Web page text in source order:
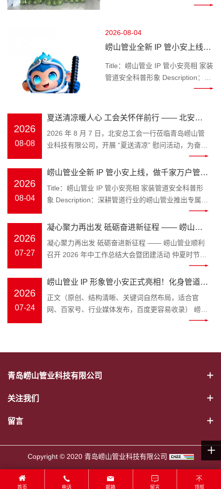
司，开展 “夏送清凉” 慰问活动，为
织的贴心关怀与清凉问候。 时值盛
夏高温时节，一线职工坚守岗位、
履职尽责。慰问现场，北安总工会
为公司送来西瓜、矿泉水、饮料、
绿豆、白糖等防暑降温物资，切实
为高温作业职工消暑解暑、缓解辛
将及时发放至每一位一线在岗职工
上。一份份防暑物资，承载着工会
对基层劳动者的真切关心与深情牵
挂，让职工在酷暑中感受到阵阵清
凉与浓浓温情。
2026-08-04
崂山管业全新 IP 管小安上线，
做千家万户管路安全守护官
Title：崂山管业 IP 管小安亮相 家装
管道安全科普形象 Description：深
耕管道行业的崂山管业推出专属 IP
科普，讲解管道选材、施工避坑知
Keywords：崂山管业，管小安，家
装管道，PPR 水管 装修水路属于隐
开裂，砸砖维修费时费钱，无数业
主、装修师傅、工程采购商都在发
愁如何避开管材隐患。深耕塑胶管
的痛点，正式推出品牌专属 IP 形象
管小安，以亲民科普的形式，成为
大众身边的管道安全顾问。 “管” 代
表崂山管业主营管道产业，深耕
PPR 冷热水管、PE-RT 地暖管、静
管全品类管材；“安” 是崂山管业始
终坚守的品牌初心，寓意水管安
标、施工规范转化成通俗易懂的科
优质水管。 一、管小安能为大家解
的管道科普 IP，管小安的内容覆盖
新房水管选材、旧房水路改造、地
暖管道铺设、卫生间静音排水管安
装避坑； 工程场景：市政给排水管
道、电力穿线管选型、工地管路验
2026
08-08
夏送清凉暖人心 工会关怀伴前行 —— 北安总
工会莅临崂山管业开展高温慰问
2026 年 8 月 7 日，北安总工会一行莅临青岛崂山管
业科技有限公司，开展 “夏送清凉” 慰问活动，为奋战
在高温一线的职工送来工会组织的贴心关怀与清凉问
候。 时值盛夏高温时节，一线职工坚守岗位、履职尽
水、饮料、绿豆、白糖等防暑降温物资，切实为高温
作业职工消暑解暑、缓解辛劳。公司统一接收慰问物
工会的温暖送到职工心坎上。一份份防暑物资，承载
着工会对基层劳动者的真切关心与深情牵挂，让职工
在酷暑中感受到阵阵清凉与浓浓温情。
2026
08-04
崂山管业全新 IP 管小安上线，做千家万户管路
安全守护官
Title：崂山管业 IP 管小安亮相 家装管道安全科普形
象 Description：深耕管道行业的崂山管业推出专属
IP 管小安，专注家装水管、工程管材科普，讲解管道
选材、施工避坑知识，守护管路用水安全。
管 装修水路属于隐蔽工程，一旦水管渗漏、管材老化
开裂，砸砖维修费时费钱，无数业主、装修师傅、工
领域三十余年的青岛崂山管业，为解决大众选管难、
不懂管路养护的痛点，正式推出品牌专属 IP 形象管
小安，以亲民科普的形式，成为大众身边的管道安全
顾问。 “管” 代表崂山管业主营管道产业，深耕 PPR
守的品牌初心，寓意水管安全、居家安心、工程安
冷冰冰的产品介绍，管小安打破专业壁垒，把晦涩的
通人也能轻松学会挑选优质水管。 一、管小安能为大
管道、电力穿线管选型、工地管路验收标准讲解； 日
料管材等实用干货。 往后不管是业主装修选材，还是
2026
07-27
凝心聚力再出发 砥砺奋进新征程 —— 崂山管
业顺利召开 2026 年中工作总结大会暨团建活
动
凝心聚力再出发 砥砺奋进新征程 —— 崂山管业顺利
召开 2026 年中工作总结大会暨团建活动 仲夏时节，
万物丰茂。为全面复盘上半年工作成效，明确下半年
发展方向，凝聚团队奋进力量，2026 年 7 月 25 日，
隆重召开，全体员工齐聚一堂，总结过往、谋划未
来。 上午8时 30 分，年中工作总结大会正式拉开帷
台汇报，围绕上半年工作完成情况、取得成果、存在
势与公司发展现状，精准指出工作中存在的问题与短
板，并围绕全年目标任务，对下半年重点工作作出系
统部署。顾总强调，下半年是冲刺全年目标的关键阶
段，全体员工要统一思想、坚定信心，强化责任担当
2026
07-24
崂山管业 IP 形象管小安正式亮相！化身管道安
全守护官，匠心守护家装与工程管路
正文（原创、结构清晰、关键词自然布局，适合官
网、百家号、行业媒体发布，百度更容易收录） 崂山
管业 IP 形象管小安正式亮相！化身管道安全守护
象，搭建企业与客户沟通的桥梁，把安心管道理念带
本极高。以往管材行业大多只有冰冷的产品，缺少通
俗易懂的科普与贴心服务。管小安应运而生，将专业
管、PE-RT 地暖管、静音排水管、HDPE 波纹管、
MPP 电力管选型要点、安装规范、日常养护技巧。
青岛崂山管业科技有限公司
关注我们
留言
Copyright © 2020 青岛崂山管业科技有限公司
首页 电话 邮箱 留言 顶部